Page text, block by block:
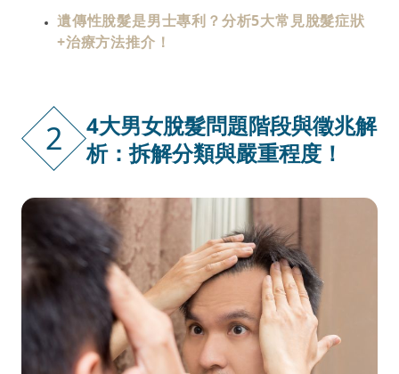
遺傳性脫髮是男士專利？分析5大常見脫髮症狀
+治療方法推介！
2
4大男女脫髮問題階段與徵兆解
析：拆解分類與嚴重程度！